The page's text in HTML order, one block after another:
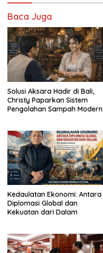
Baca Juga
Solusi Aksara Hadir di Bali,
Christy Paparkan Sistem
Pengolahan Sampah Modern
Kedaulatan Ekonomi: Antara
Diplomasi Global dan
Kekuatan dari Dalam